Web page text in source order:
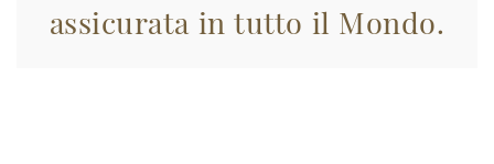
assicurata in tutto il Mondo.